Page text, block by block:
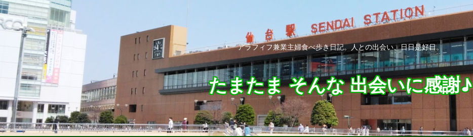
アラフィフ兼業主婦食べ歩き日記。人との出会い、日日是好日。
たまたま そんな 出会いに感謝♪